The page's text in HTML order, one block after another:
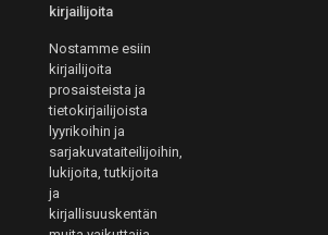
kirjailijoita
Nostamme esiin
kirjailijoita
prosaisteista ja
tietokirjailijoista
lyyrikoihin ja
sarjakuvataiteilijoihin,
lukijoita, tutkijoita
ja
kirjallisuuskentän